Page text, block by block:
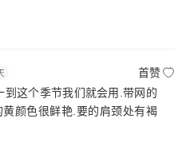
首赞
到这个季节我们就会用.带网的
颜色很鲜艳.要的肩颈处有褐